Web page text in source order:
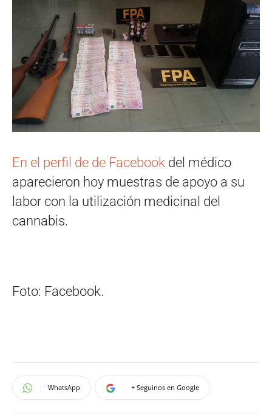
En el perfil de de Facebook del médico
aparecieron hoy muestras de apoyo a su
labor con la utilización medicinal del
cannabis.
Foto: Facebook.
WhatsApp + Seguinos en Google